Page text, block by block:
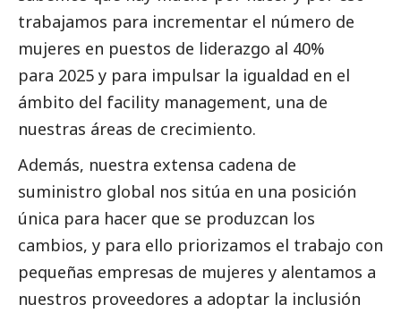
trabajamos para incrementar el número de
mujeres en puestos de liderazgo al 40%
para 2025 y para impulsar la igualdad en el
ámbito del facility management, una de
nuestras áreas de crecimiento.
Además, nuestra extensa cadena de
suministro global nos sitúa en una posición
única para hacer que se produzcan los
cambios, y para ello priorizamos el trabajo con
pequeñas empresas de mujeres y alentamos a
nuestros proveedores a adoptar la inclusión